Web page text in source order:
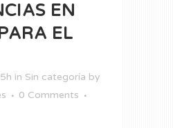
EN
EL
in Sin categoría by
0 Comments